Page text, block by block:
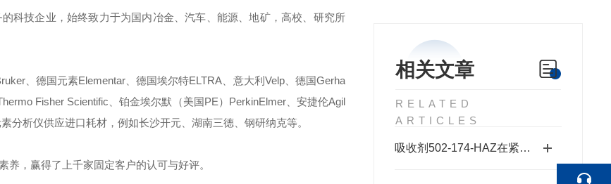
相关文章
RELATED
ARTICLES
吸收剂502-174-HAZ在紧急响应中的作用
科技企业，始终致力于为国内冶金、汽车、能源、地矿，高校、研究所
、德国元素Elementar、德国埃尔特ELTRA、意大利Velp、德国Gerha
Fisher Scientific、铂金埃尔默（美国PE）PerkinElmer、安捷伦Agil
分析仪供应进口耗材，例如长沙开元、湖南三德、钢研纳克等。
，赢得了上千家固定客户的认可与好评。